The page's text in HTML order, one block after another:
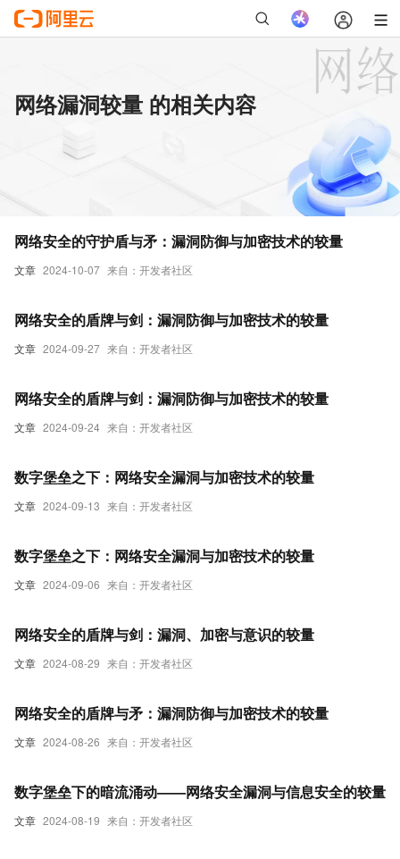
网络漏洞较量 的相关内容
文章 2024-10-07 来自：开发者社区
网络安全的守护盾与矛：漏洞防御与加密技术的较量
文章 2024-09-27 来自：开发者社区
网络安全的盾牌与剑：漏洞防御与加密技术的较量
文章 2024-09-24 来自：开发者社区
网络安全的盾牌与剑：漏洞防御与加密技术的较量
文章 2024-09-13 来自：开发者社区
数字堡垒之下：网络安全漏洞与加密技术的较量
文章 2024-09-06 来自：开发者社区
数字堡垒之下：网络安全漏洞与加密技术的较量
文章 2024-08-29 来自：开发者社区
网络安全的盾牌与剑：漏洞、加密与意识的较量
文章 2024-08-26 来自：开发者社区
网络安全的盾牌与矛：漏洞防御与加密技术的较量
文章 2024-08-19 来自：开发者社区
数字堡垒下的暗流涌动——网络安全漏洞与信息安全的较量